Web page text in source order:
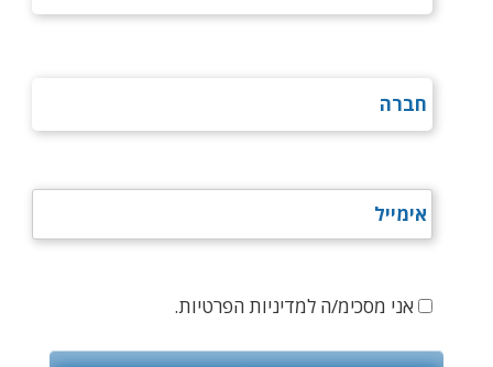
אני מסכימ/ה למדיניות הפרטיות.